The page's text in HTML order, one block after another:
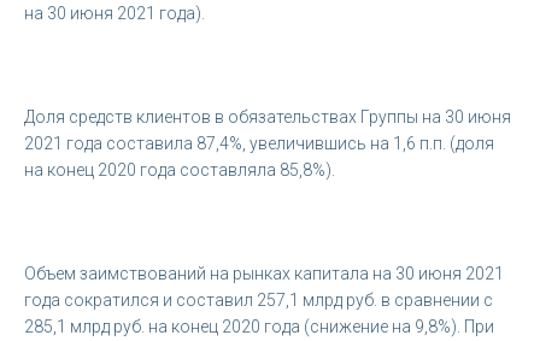
на 30 июня 2021 года).
Доля средств клиентов в обязательствах Группы на 30 июня
2021 года составила 87,4%, увеличившись на 1,6 п.п. (доля
на конец 2020 года составляла 85,8%).
Объем заимствований на рынках капитала на 30 июня 2021
года сократился и составил 257,1 млрд руб. в сравнении с
285,1 млрд руб. на конец 2020 года (снижение на 9,8%). При